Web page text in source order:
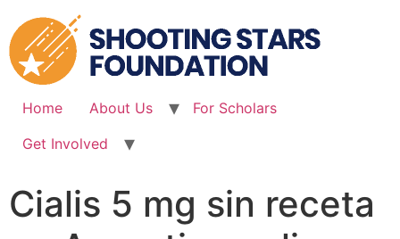
to
content
Home About Us
For Scholars
Get Involved
Cialis 5 mg sin receta